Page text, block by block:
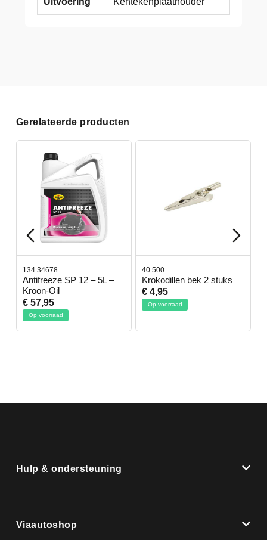
Gerelateerde producten
134.34678
Antifreeze SP 12 – 5L –
Kroon-Oil
€ 57,95
Op voorraad
40.500
Krokodillen bek 2 stuks
€ 4,95
Op voorraad
Hulp & ondersteuning
Viaautoshop